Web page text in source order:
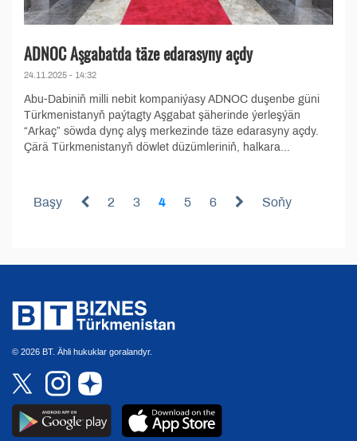
ADNOC Aşgabatda täze edarasyny açdy
24.11.2025 - 14:32
Abu-Dabiniň milli nebit kompaniýasy ADNOC duşenbe güni
Türkmenistanyň paýtagty Aşgabat şäherinde ýerleşýän
“Arkaç” söwda dynç alyş merkezinde täze edarasyny açdy.
Çärä Türkmenistanyň döwlet düzümleriniň, halkara...
Başy 2 3 4 5 6 Soňy
© 2026 BT. Ähli hukuklar goralandyr.